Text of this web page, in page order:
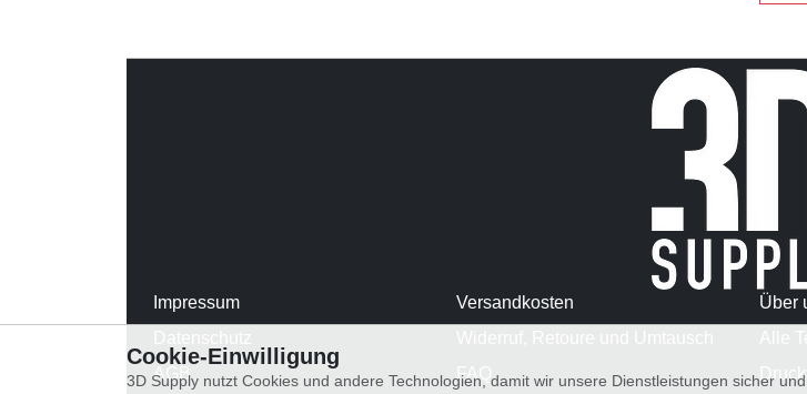
Impressum
AGB
Versandkosten
FAQ
Über
Cookie-Einwilligung
3D Supply nutzt Cookies und andere Technologien, damit wir unsere Dienstleistungen sicher